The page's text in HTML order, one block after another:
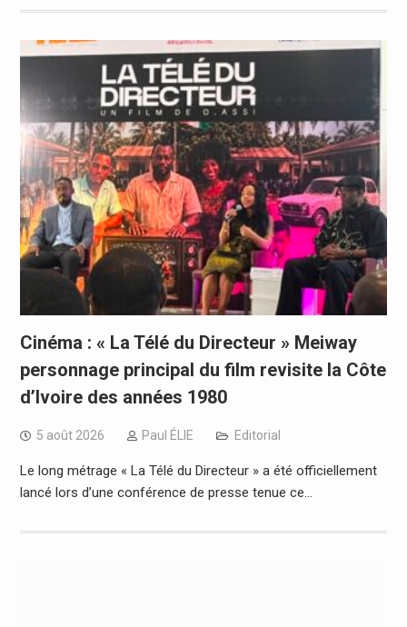
Cinéma : « La Télé du Directeur » Meiway
personnage principal du film revisite la Côte
d’Ivoire des années 1980
5 août 2026 Paul ÉLIE Editorial
Le long métrage « La Télé du Directeur » a été officiellement
lancé lors d’une conférence de presse tenue ce…